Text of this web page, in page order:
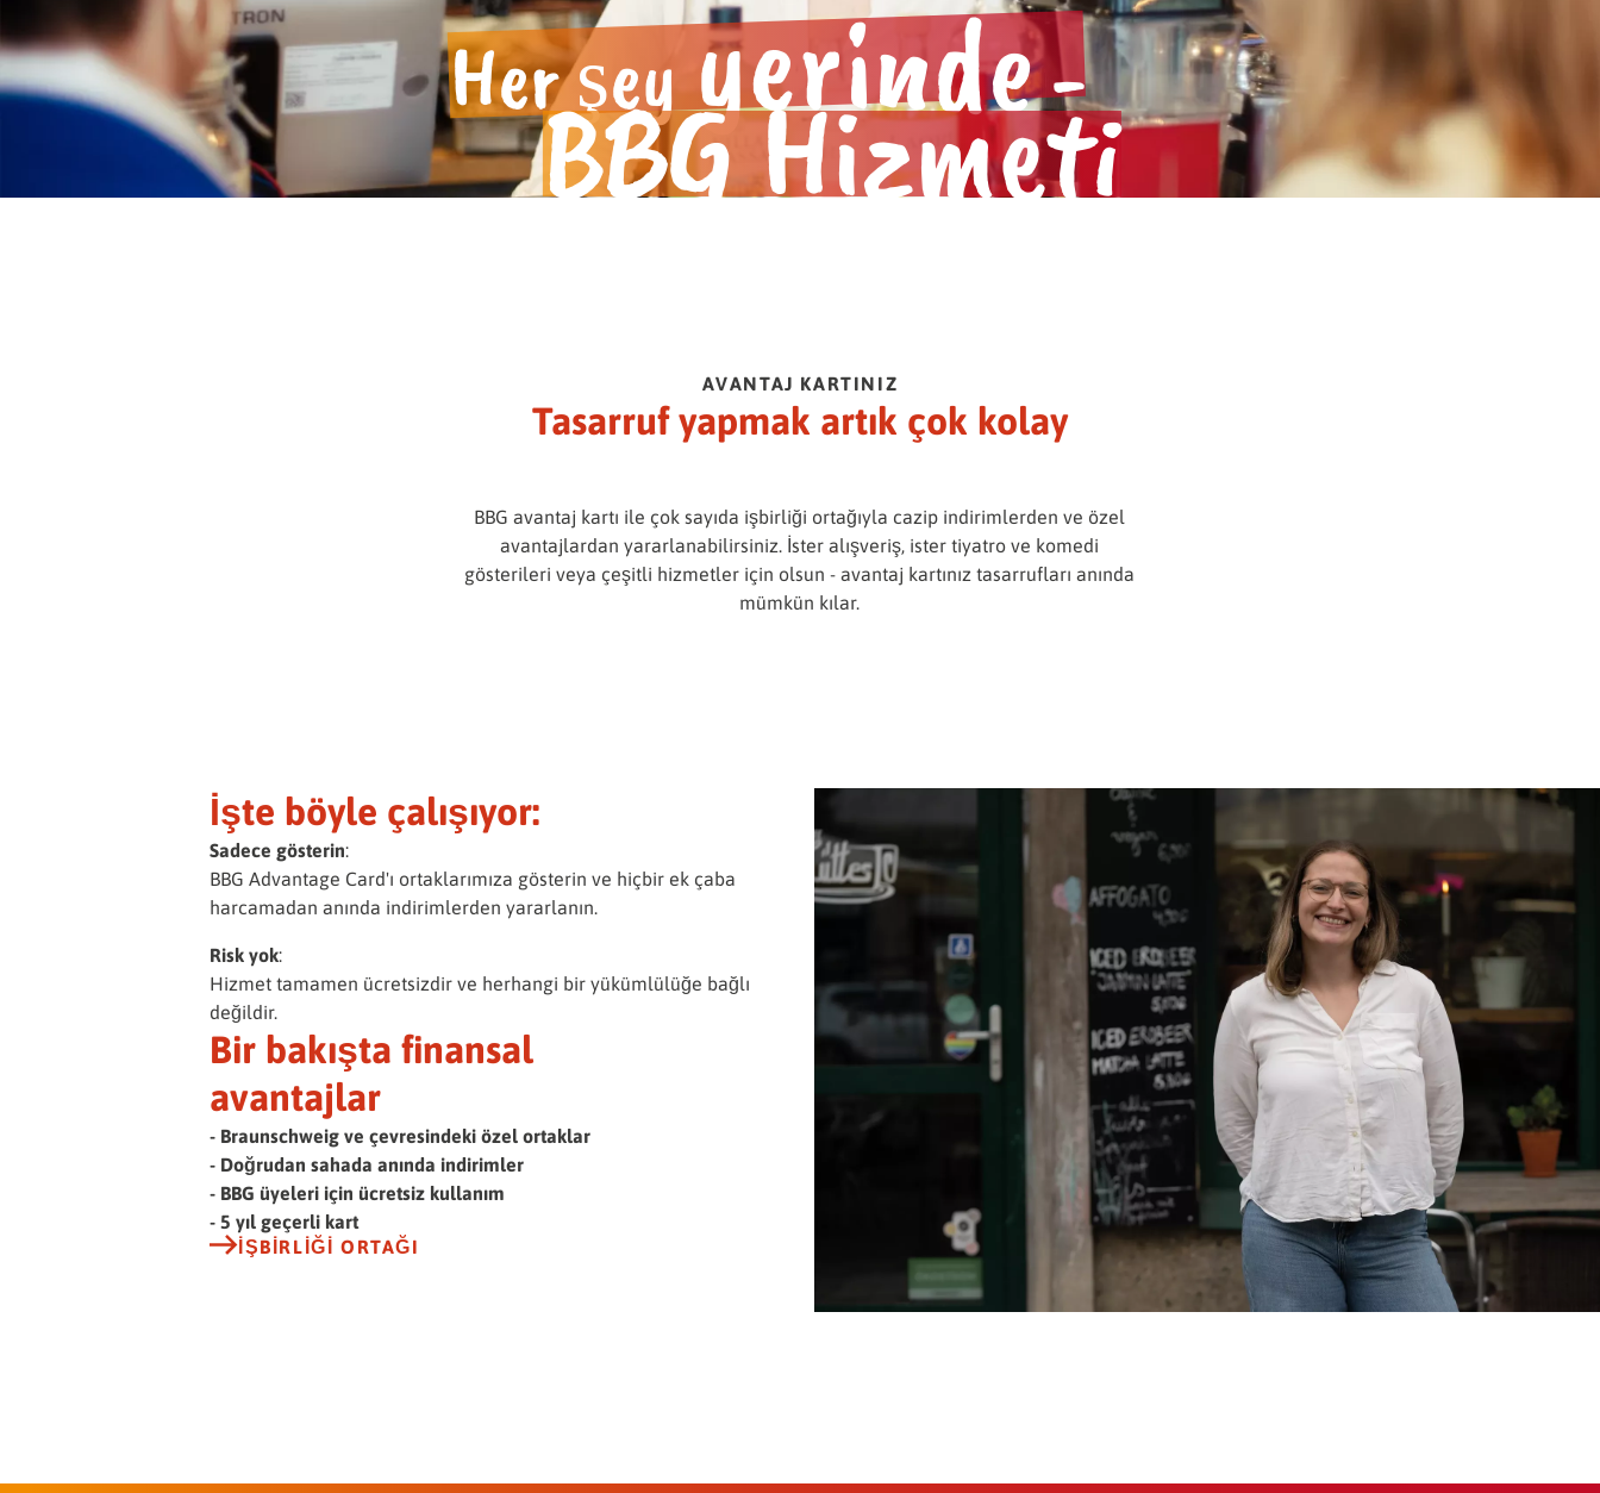
Bilmeniz gereken her şey.
Her şeyyerinde-
BBG Hizmeti
AVANTAJ KARTINIZ
Tasarruf yapmak artık çok kolay
BBG avantaj kartı ile çok sayıda işbirliği ortağıyla cazip indirimlerden ve özel
avantajlardan yararlanabilirsiniz. İster alışveriş, ister tiyatro ve komedi
gösterileri veya çeşitli hizmetler için olsun - avantaj kartınız tasarrufları anında
mümkün kılar.
İşte böyle çalışıyor:
Sadece gösterin:
BBG Advantage Card'ı ortaklarımıza gösterin ve hiçbir ek çaba
harcamadan anında indirimlerden yararlanın.
Risk yok:
Hizmet tamamen ücretsizdir ve herhangi bir yükümlülüğe bağlı
değildir.
Bir bakışta finansal
avantajlar
- Braunschweig ve çevresindeki özel ortaklar
- Doğrudan sahada anında indirimler
- BBG üyeleri için ücretsiz kullanım
- 5 yıl geçerli kart
İŞBIRLIĞI ORTAĞI